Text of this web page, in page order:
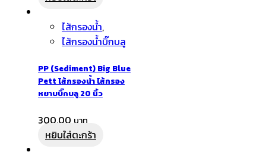
ไส้กรองน้ำ,
ไส้กรองน้ำบิ๊กบลู
PP (Sediment) Big Blue
Pett ไส้กรองน้ำ ไส้กรอง
หยาบบิ๊กบลู 20 นิ้ว
300.00
หยิบใส่ตะกร้า